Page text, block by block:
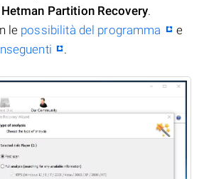
Hetman Partition Recovery.
le possibilità del programma
e
.